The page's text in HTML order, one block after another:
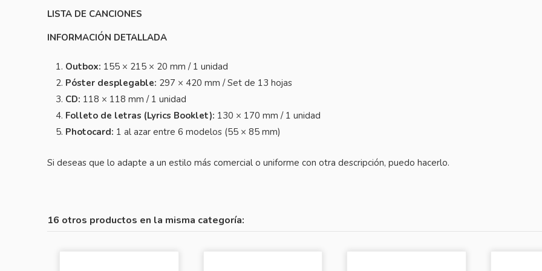
LISTA DE CANCIONES
INFORMACIÓN DETALLADA
Outbox: 155 × 215 × 20 mm / 1 unidad
Póster desplegable: 297 × 420 mm / Set de 13 hojas
CD: 118 × 118 mm / 1 unidad
Folleto de letras (Lyrics Booklet): 130 × 170 mm / 1 unidad
Photocard: 1 al azar entre 6 modelos (55 × 85 mm)
Si deseas que lo adapte a un estilo más comercial o uniforme con otra descripción, puedo hacerlo.
16 otros productos en la misma categoría: